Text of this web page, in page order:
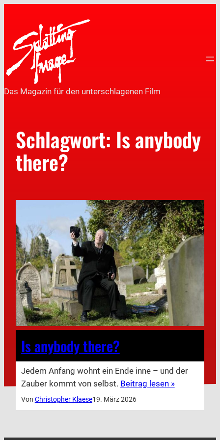
Das Magazin für den unterschlagenen Film
Schlagwort: Is anybody
there?
Is anybody there?
Jedem Anfang wohnt ein Ende inne – und der
Zauber kommt von selbst. Beitrag lesen »
Von Christopher Klaese19. März 2026